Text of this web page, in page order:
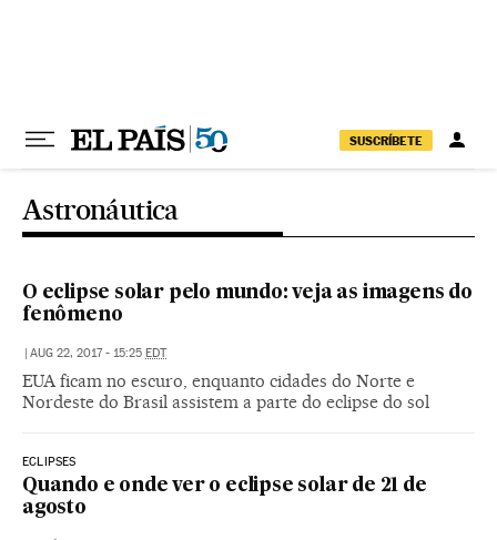
SUSCRÍBETE
Astronáutica
O eclipse solar pelo mundo: veja as imagens do
fenômeno
| AUG 22, 2017 - 15:25 EDT
EUA ficam no escuro, enquanto cidades do Norte e
Nordeste do Brasil assistem a parte do eclipse do sol
ECLIPSES
Quando e onde ver o eclipse solar de 21 de
agosto